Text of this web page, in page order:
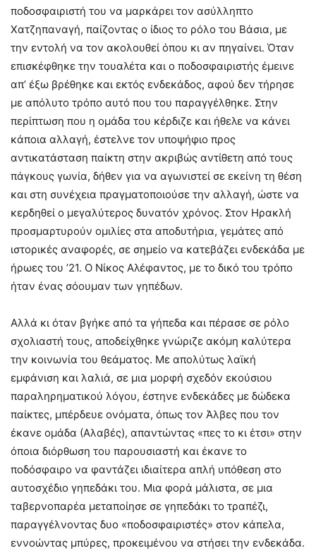
ποδοσφαιριστή του να μαρκάρει τον ασύλληπτο
Χατζηπαναγή, παίζοντας ο ίδιος το ρόλο του Βάσια, με
την εντολή να τον ακολουθεί όπου κι αν πηγαίνει. Όταν
επισκέφθηκε την τουαλέτα και ο ποδοσφαιριστής έμεινε
απ’ έξω βρέθηκε και εκτός ενδεκάδος, αφού δεν τήρησε
με απόλυτο τρόπο αυτό που του παραγγέλθηκε. Στην
περίπτωση που η ομάδα του κέρδιζε και ήθελε να κάνει
κάποια αλλαγή, έστελνε τον υποψήφιο προς
αντικατάσταση παίκτη στην ακριβώς αντίθετη από τους
πάγκους γωνία, δήθεν για να αγωνιστεί σε εκείνη τη θέση
και στη συνέχεια πραγματοποιούσε την αλλαγή, ώστε να
κερδηθεί ο μεγαλύτερος δυνατόν χρόνος. Στον Ηρακλή
προσμαρτυρούν ομιλίες στα αποδυτήρια, γεμάτες από
ιστορικές αναφορές, σε σημείο να κατεβάζει ενδεκάδα με
ήρωες του ’21. Ο Νίκος Αλέφαντος, με το δικό του τρόπο
ήταν ένας σόουμαν των γηπέδων.
Αλλά κι όταν βγήκε από τα γήπεδα και πέρασε σε ρόλο
σχολιαστή τους, αποδείχθηκε γνώριζε ακόμη καλύτερα
την κοινωνία του θεάματος. Με απολύτως λαϊκή
εμφάνιση και λαλιά, σε μια μορφή σχεδόν εκούσιου
παραληρηματικού λόγου, έστηνε ενδεκάδες με δώδεκα
παίκτες, μπέρδευε ονόματα, όπως τον Άλβες που τον
έκανε ομάδα (Αλαβές), απαντώντας «πες το κι έτσι» στην
όποια διόρθωση του παρουσιαστή και έκανε το
ποδόσφαιρο να φαντάζει ιδιαίτερα απλή υπόθεση στο
αυτοσχέδιο γηπεδάκι του. Μια φορά μάλιστα, σε μια
ταβερνοπαρέα μεταποίησε σε γηπεδάκι το τραπέζι,
παραγγέλνοντας δυο «ποδοσφαιριστές» στον κάπελα,
εννοώντας μπύρες, προκειμένου να στήσει την ενδεκάδα.